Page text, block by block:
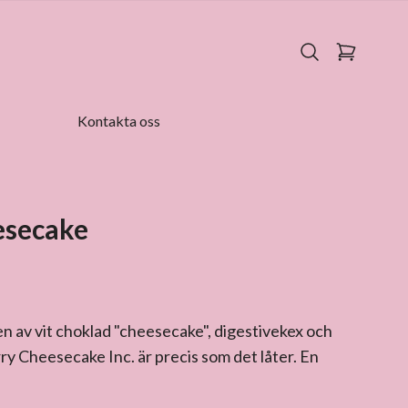
Kontakta oss
av vit choklad "cheesecake", digestivekex och
Cheesecake Inc. är precis som det låter. En